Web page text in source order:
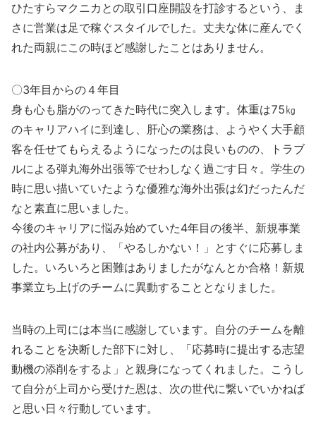
ひたすらマクニカとの取引口座開設を打診するという、ま
さに営業は足で稼ぐスタイルでした。丈夫な体に産んでく
れた両親にこの時ほど感謝したことはありません。
〇3年目からの４年目
身も心も脂がのってきた時代に突入します。体重は75㎏
のキャリアハイに到達し、肝心の業務は、ようやく大手顧
客を任せてもらえるようになったのは良いものの、トラブ
ルによる弾丸海外出張等でせわしなく過ごす日々。学生の
時に思い描いていたような優雅な海外出張は幻だったんだ
なと素直に思いました。
今後のキャリアに悩み始めていた4年目の後半、新規事業
の社内公募があり、「やるしかない！」とすぐに応募しま
した。いろいろと困難はありましたがなんとか合格！新規
事業立ち上げのチームに異動することとなりました。
当時の上司には本当に感謝しています。自分のチームを離
れることを決断した部下に対し、「応募時に提出する志望
動機の添削をするよ」と親身になってくれました。こうし
て自分が上司から受けた恩は、次の世代に繋いでいかねば
と思い日々行動しています。